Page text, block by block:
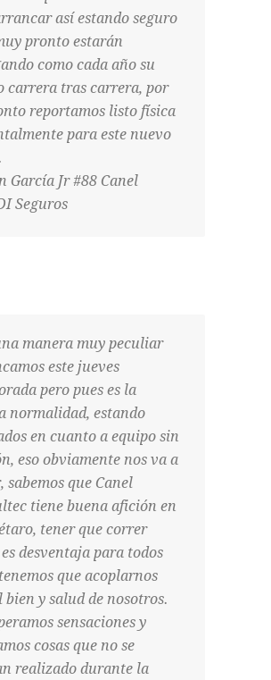
así estando seguro
pronto estarán
como cada año su
carrera tras carrera, por
reportamos listo física
para este nuevo
García Jr #88 Canel
Seguros
manera muy peculiar
este jueves
pero pues es la
normalidad, estando
en cuanto a equipo sin
eso obviamente nos va a
sabemos que Canel
tiene buena afición en
tener que correr
desventaja para todos
que acoplarnos
bien y salud de nosotros.
sensaciones y
cosas que no se
realizado durante la